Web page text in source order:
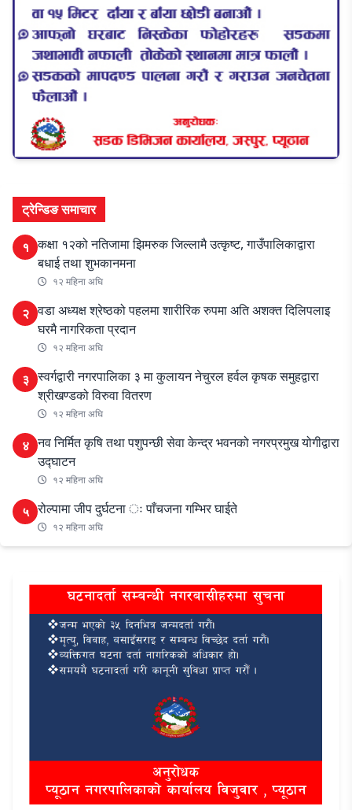
ट्रेन्डिङ समाचार
१ कक्षा १२को नतिजामा झिमरुक जिल्लामै उत्कृष्ट, गाउँपालिकाद्वारा
बधाई तथा शुभकानमना
१२ महिना अघि
२ वडा अध्यक्ष श्रेष्ठको पहलमा शारीरिक रुपमा अति अशक्त दिलिपलाइ
घरमै नागरिकता प्रदान
१२ महिना अघि
३ स्वर्गद्वारी नगरपालिका ३ मा कुलायन नेचुरल हर्वल कृषक समुहद्वारा
श्रीखण्डको विरुवा वितरण
१२ महिना अघि
४ नव निर्मित कृषि तथा पशुपन्छी सेवा केन्द्र भवनको नगरप्रमुख योगीद्वारा
उद्घाटन
१२ महिना अघि
५ रोल्पामा जीप दुर्घटना ः पाँचजना गम्भिर घाईते
१२ महिना अघि